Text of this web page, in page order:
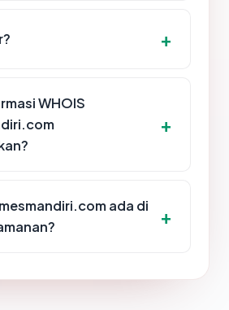
WHOIS
ada di